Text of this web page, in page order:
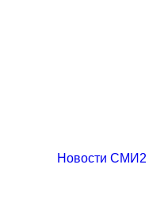
Новости СМИ2